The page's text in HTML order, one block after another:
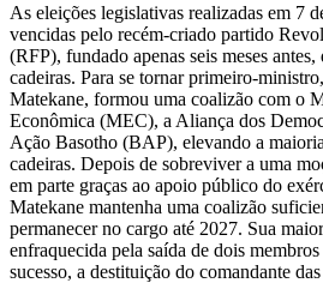
As eleições legislativas realizadas em 7
vencidas pelo recém-criado partido
(RFP), fundado apenas seis meses
cadeiras. Para se tornar primeiro-
Matekane, formou uma coalizão com o
Econômica (MEC), a Aliança dos
Ação Basotho (BAP), elevando a
cadeiras. Depois de sobreviver a uma
em parte graças ao apoio público do
Matekane mantenha uma coalizão
permanecer no cargo até 2027. Sua
enfraquecida pela saída de dois
sucesso, a destituição do comandante